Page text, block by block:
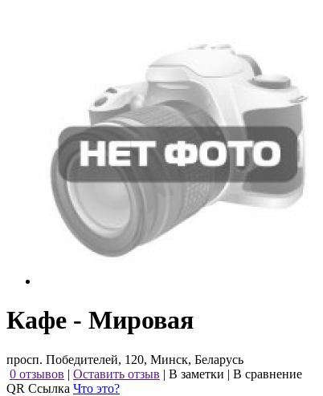
Кафе - Мировая
просп. Победителей, 120, Минск, Беларусь
0 отзывов | Оставить отзыв | В заметки | В сравнение
QR Ссылка Что это?